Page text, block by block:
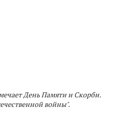
День Памяти и Скорби.
войны".